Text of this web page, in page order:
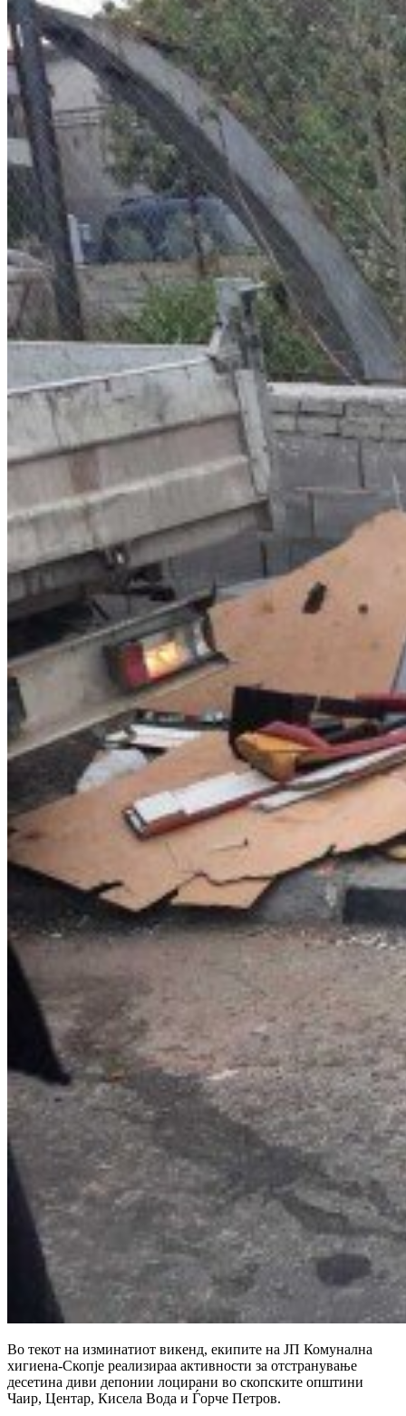
Во текот на изминатиот викенд, екипите на ЈП Комунална
хигиена-Скопје реализираа активности за отстранување
десетина диви депонии лоцирани во скопските општини
Чаир, Центар, Кисела Вода и Ѓорче Петров.